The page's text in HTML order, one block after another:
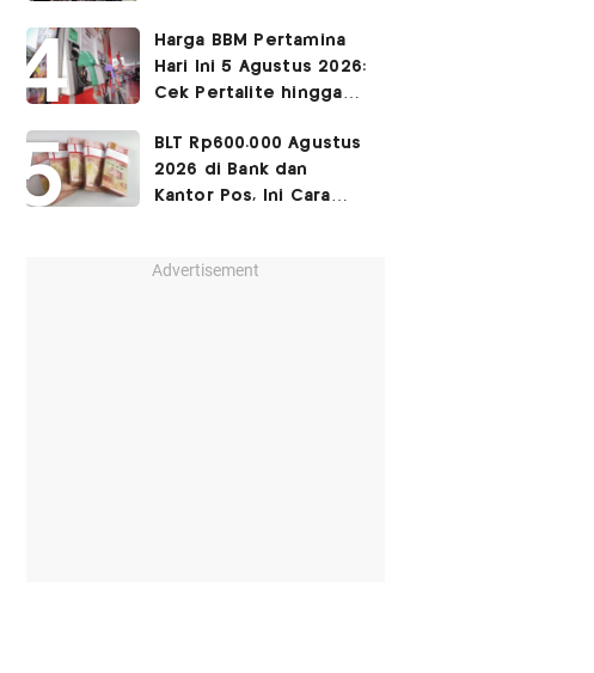
Harga BBM Pertamina
Hari Ini 5 Agustus 2026:
Cek Pertalite hingga
Turun
BLT Rp600.000 Agustus
2026 di Bank dan
Kantor Pos, Ini Cara
Advertisement